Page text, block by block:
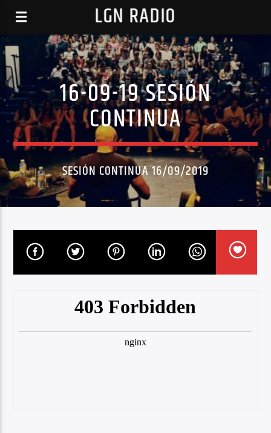
LGN RADIO
16-09-19 SESIÓN
CONTINUA
SESIÓN CONTINUA 16/09/2019